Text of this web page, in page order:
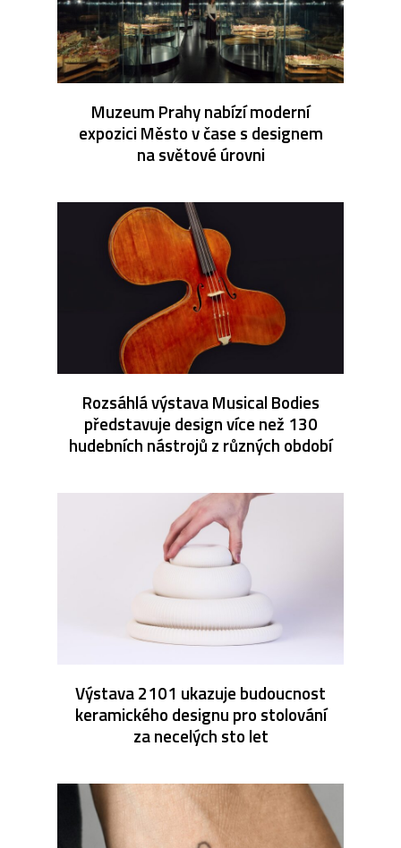
Muzeum Prahy nabízí moderní
expozici Město v čase s designem
na světové úrovni
Rozsáhlá výstava Musical Bodies
představuje design více než 130
hudebních nástrojů z různých období
Výstava 2101 ukazuje budoucnost
keramického designu pro stolování
za necelých sto let